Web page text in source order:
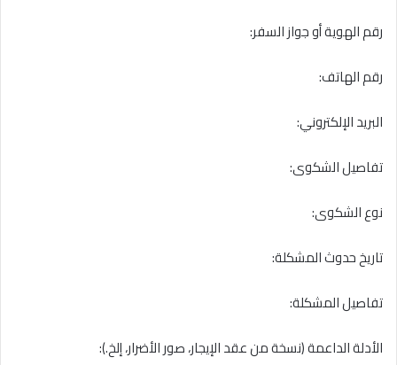
رقم الهوية أو جواز السفر:
رقم الهاتف:
البريد الإلكتروني:
تفاصيل الشكوى:
نوع الشكوى:
تاريخ حدوث المشكلة:
تفاصيل المشكلة:
الأدلة الداعمة (نسخة من عقد الإيجار، صور الأضرار، إلخ.):